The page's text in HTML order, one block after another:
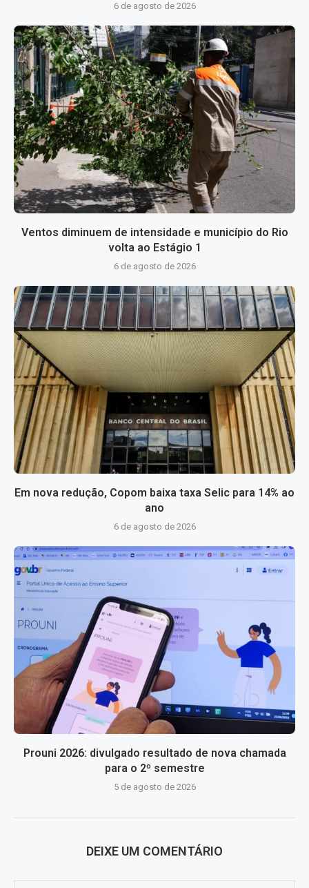
6 de agosto de 2026
Ventos diminuem de intensidade e município do Rio
volta ao Estágio 1
6 de agosto de 2026
Em nova redução, Copom baixa taxa Selic para 14% ao
ano
6 de agosto de 2026
Prouni 2026: divulgado resultado de nova chamada
para o 2º semestre
5 de agosto de 2026
DEIXE UM COMENTÁRIO